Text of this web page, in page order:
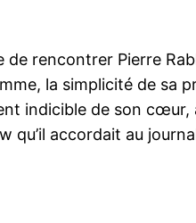
de rencontrer Pierre
la simplicité de sa
indicible de son cœur,
qu’il accordait au